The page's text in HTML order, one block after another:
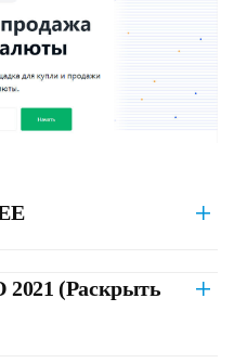
(Раскрыть